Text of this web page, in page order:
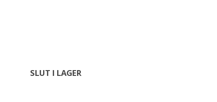
SLUT I LAGER